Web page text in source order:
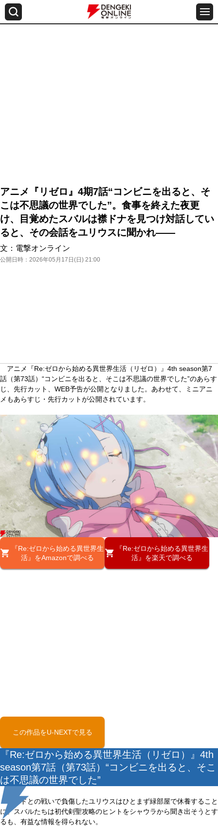
アニメ『リゼロ』4期7話“コンビニを出ると、そ
こは不思議の世界でした”。食事を終えた夜更
け、目覚めたスバルは襟ドナを見つけ対話してい
ると、その会話をユリウスに聞かれ――
文： 電撃オンライン
公開日時： 2026年05月17日(日) 21:00
アニメ『Re:ゼロから始める異世界生活（リゼロ）』4th season第7
話（第73話）“コンビニを出ると、そこは不思議の世界でした”のあらす
じ、先行カット、WEB予告が公開となりました。あわせて、ミニアニ
メもあらすじ・先行カットが公開されています。
『Re:ゼロから始める異世界生
活』をAmazonで調べる
『Re:ゼロから始める異世界生
活』を楽天で調べる
この作品をU-NEXTで見る
『Re:ゼロから始める異世界生活（リゼロ）』4th
season第7話（第73話）“コンビニを出ると、そこ
は不思議の世界でした”
レイドとの戦いで負傷したユリウスはひとまず緑部屋で休養すること
に。スバルたちは初代剣聖攻略のヒントをシャウラから聞き出そうとす
るも、有益な情報を得られない。